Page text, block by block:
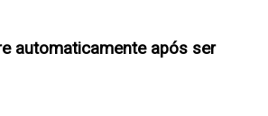
automaticamente após ser